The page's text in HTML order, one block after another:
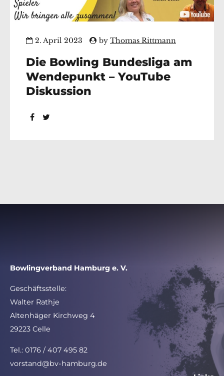
2. April 2023 by Thomas Rittmann
Die Bowling Bundesliga am
Wendepunkt – YouTube
Diskussion
Bowlingverband Hamburg e. V.
Geschäftsstelle:
Walter Rathje
Altenhäger Kirchweg 4
29223 Celle
Tel.: 0176 / 407 495 82
vorstand@bv-hamburg.de